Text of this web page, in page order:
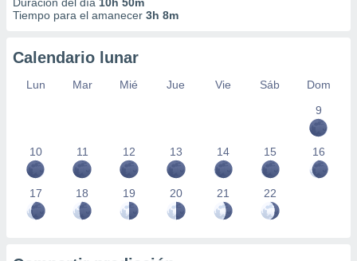
Tiempo para el amanecer 3h 8m
Calendario lunar
Lun Mar Mié Jue Vie Sáb
Dom
9
10 11 12 13 14 15 16
17 18 19 20 21 22